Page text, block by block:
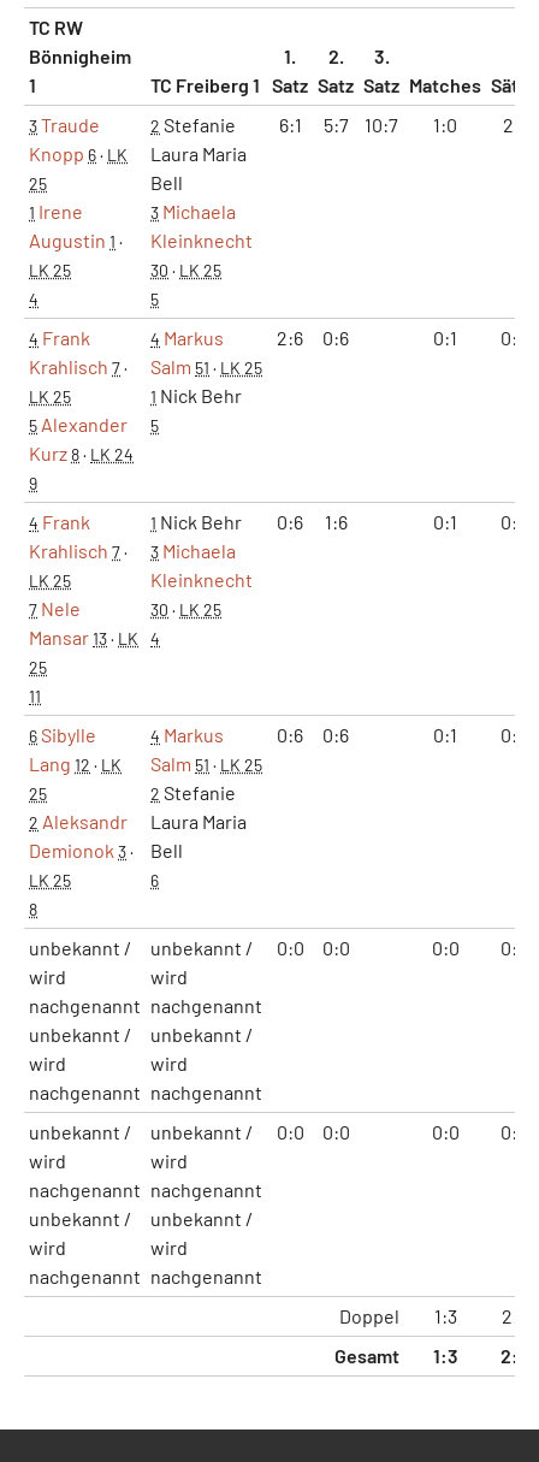
TC RW
Bönnigheim
1
TC Freiberg 1
1.
Satz
2.
Satz
3.
Satz Matches Sätze
3Traude
Knopp 6· LK
25
1 Irene
Augustin 1 ·
LK 25
4
2 Stefanie
Laura Maria
Bell
3 Michaela
Kleinknecht
30 · LK 25
5
6:1 5:7 10:7 1:0 2:1
4 Frank
Krahlisch 7·
LK 25
5 Alexander
Kurz8· LK 24
9
4 Markus
Salm 51 · LK 25
1 Nick Behr
5
2:6 0:6 0:1 0:2
4 Frank
Krahlisch 7·
LK 25
7 Nele
Mansar13· LK
25
11
1 Nick Behr
3 Michaela
Kleinknecht
30 · LK 25
4
0:6 1:6 0:1 0:2
6Sibylle
Lang 12 · LK
25
2 Aleksandr
Demionok 3·
LK 25
8
4 Markus
Salm 51 · LK 25
2 Stefanie
Laura Maria
Bell
6
0:6 0:6 0:1 0:2
unbekannt /
wird
nachgenannt
unbekannt /
wird
nachgenannt
unbekannt /
wird
nachgenannt
unbekannt /
wird
nachgenannt
0:0 0:0 0:0 0:0
unbekannt /
wird
nachgenannt
unbekannt /
wird
nachgenannt
unbekannt /
wird
nachgenannt
unbekannt /
wird
nachgenannt
0:0 0:0 0:0 0:0
Doppel 1:3
2:7
Gesamt
1:3 2:7